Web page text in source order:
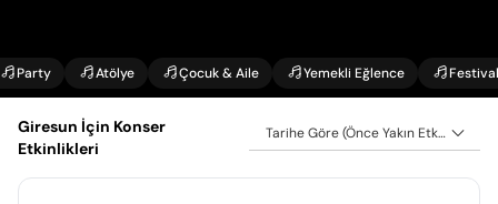
Party Atölye Çocuk & Aile Yemekli Eğlence Festival
Giresun İçin Konser
Etkinlikleri
Tarihe Göre (Önce Yakın Etkinlikler)